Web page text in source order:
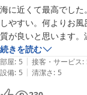
一方で、大浴場が混
ったとのこと、深く
炭酸泉」や「島原温
が、ご不便をおかけ
呂に関する貴重なご
今後のサービス改善
海に近くて最高でし
しやすい。何よりお
質が良いと思います
とずっと入っていられ
は本館、朝は新館のお
見えました。晴れてた
ハムはぜひ食べてみて
続きを読む
部屋: 5 | 接客・サービス:
設備: 5 | 清潔さ: 5